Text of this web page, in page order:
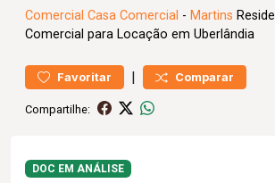
Comercial Casa Comercial - Martins
Comercial para Locação em Uberlândia
Favoritar | Comparar
Compartilhe:
DOC EM ANÁLISE